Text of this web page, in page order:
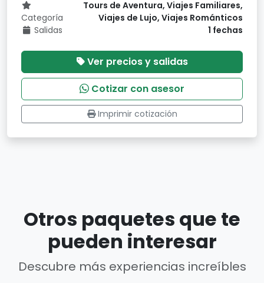
Categoría
Tours de Aventura, Viajes Familiares,
Viajes de Lujo, Viajes Románticos
Salidas
1 fechas
Ver precios y salidas
Cotizar con asesor
Imprimir cotización
Otros paquetes que te
pueden interesar
Descubre más experiencias increíbles